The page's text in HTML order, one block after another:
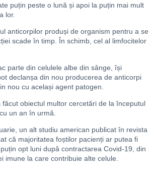
puțin peste o lună și apoi la puțin mai mult
lor.
anticorpilor produși de organism pentru a se
scade în timp. În schimb, cel al limfocitelor
parte din celulele albe din sânge, își
declanșa din nou producerea de anticorpi
nou cu același agent patogen.
făcut obiectul multor cercetări de la începutul
un an în urmă.
un alt studiu american publicat în revista
că majoritatea foștilor pacienți ar putea fi
opt luni după contractarea Covid-19, din
imune la care contribuie alte celule.